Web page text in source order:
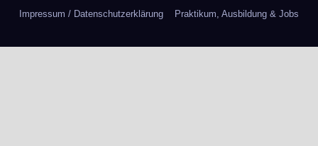
Impressum / Datenschutzerklärung Praktikum, Ausbildung & Jobs